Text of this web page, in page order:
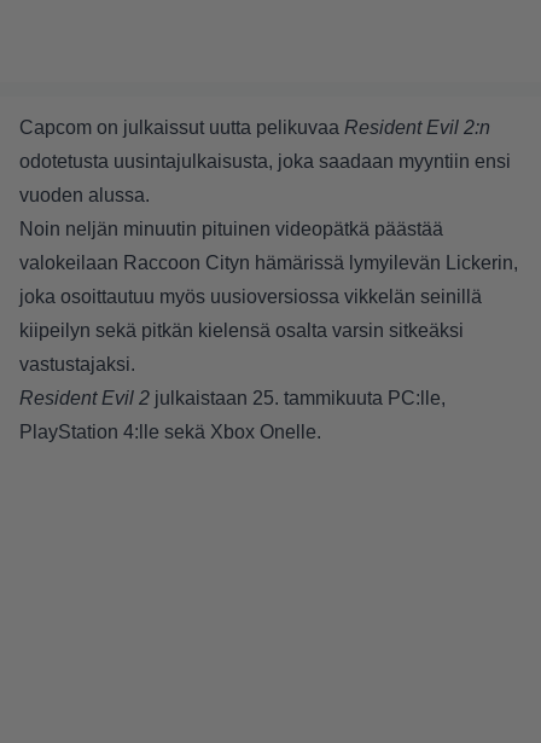
Capcom on julkaissut uutta pelikuvaa Resident Evil 2:n
odotetusta uusintajulkaisusta, joka saadaan myyntiin ensi
vuoden alussa.
Noin neljän minuutin pituinen videopätkä päästää
valokeilaan Raccoon Cityn hämärissä lymyilevän Lickerin,
joka osoittautuu myös uusioversiossa vikkelän seinillä
kiipeilyn sekä pitkän kielensä osalta varsin sitkeäksi
vastustajaksi.
Resident Evil 2 julkaistaan 25. tammikuuta PC:lle,
PlayStation 4:lle sekä Xbox Onelle.